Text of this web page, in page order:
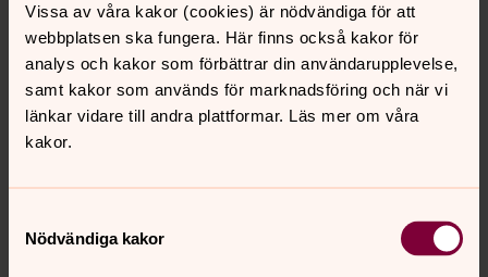
Vissa av våra kakor (cookies) är nödvändiga för att
webbplatsen ska fungera. Här finns också kakor för
analys och kakor som förbättrar din användarupplevelse,
samt kakor som används för marknadsföring och när vi
länkar vidare till andra plattformar. Läs mer om våra
kakor.
Nödvändiga kakor
Träffpunkter
Till våra verksamheter och träffpunkter är alla välkomna,
oavsett livsåskådning. Vi finns här för dig, i våra kyrkor
och församlingslokaler, genom personliga möten och
samtal. Vi ser fram emot att dela dagen med dig. Vi ses!